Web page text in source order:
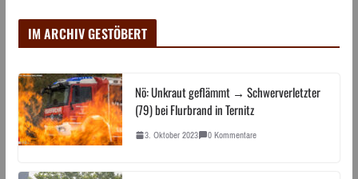
IM ARCHIV GESTÖBERT
Nö: Unkraut geflämmt → Schwerverletzter
(79) bei Flurbrand in Ternitz
3. Oktober 2023 0 Kommentare